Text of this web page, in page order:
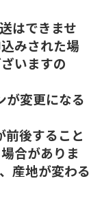
はできませ
みされた場
いますの
が変更になる
前後すること
合がありま
産地が変わる